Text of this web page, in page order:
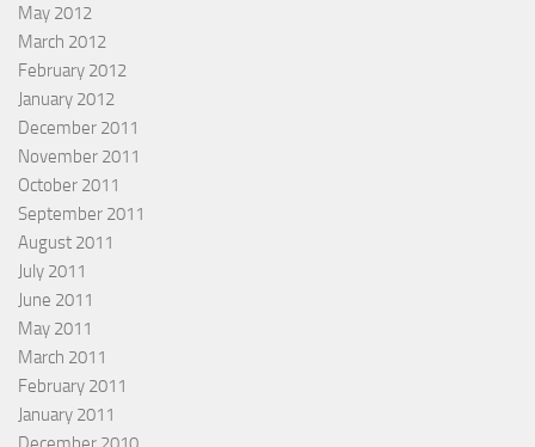
May 2012
March 2012
February 2012
January 2012
December 2011
November 2011
October 2011
September 2011
August 2011
July 2011
June 2011
May 2011
March 2011
February 2011
January 2011